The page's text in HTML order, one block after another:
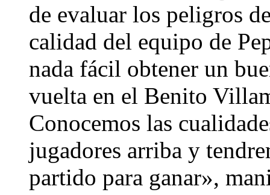
de evaluar los peligros
calidad del equipo de
nada fácil obtener un
vuelta en el Benito
Conocemos las
jugadores arriba y
partido para ganar»,